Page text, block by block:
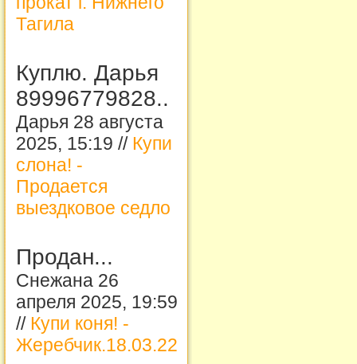
Тагила
Куплю. Дарья
89996779828..
Дарья 28 августа
2025, 15:19 // Купи
слона! -
Продается
выездковое седло
Продан...
Снежана 26
апреля 2025, 19:59
// Купи коня! -
Жеребчик.18.03.22